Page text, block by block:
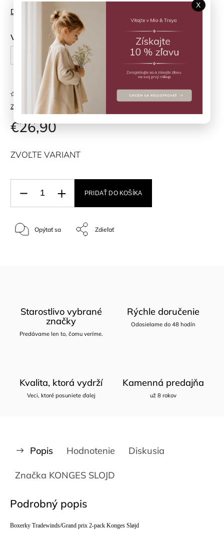
Detailné informácie
Veľkosť
92 cm 104 cm 110/116 cm
Značka: KONGES SLOJD
Neohodnotené
€26,90
ZVOĽTE VARIANT
PRIDAŤ DO KOŠÍKA
Opýtať sa Zdieľať
Starostlivo vybrané
značky
Predávame len to, čomu veríme.
Rýchle doručenie
Odosielame do 48 hodín
Kvalita, ktorá vydrží
Veci, ktoré posuniete ďalej
Kamenná predajňa
už 8 rokov
Popis Hodnotenie Diskusia
Značka KONGES SLOJD
Podrobný popis
Boxerky Tradewinds/Grand prix 2-pack Konges Sløjd
X